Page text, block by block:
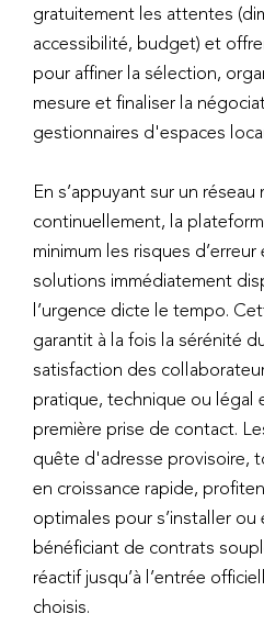
gratuitement les attentes
accessibilité, budget) et
pour affiner la sélection,
mesure et finaliser la
gestionnaires d'espaces
En s’appuyant sur un réseau
continuellement, la
minimum les risques
solutions immédiatement
l’urgence dicte le tempo.
garantit à la fois la sérénité
satisfaction des
pratique, technique ou légal
première prise de contact.
quête d'adresse provisoire,
en croissance rapide,
optimales pour s’installer
bénéficiant de contrats
réactif jusqu’à l’entrée
choisis.